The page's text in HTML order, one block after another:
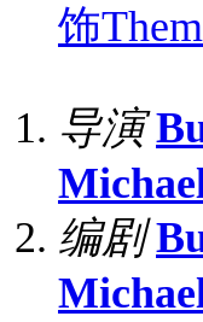
饰
导演
编剧